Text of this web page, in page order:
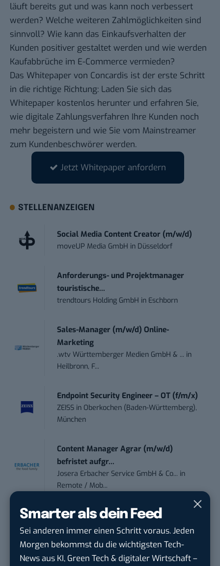
Smarter als dein Feed
Sei anderen immer einen Schritt voraus. Jeden
Morgen bekommst du die wichtigsten Tech-
News aus KI, Green Tech & digitaler Wirtschaft –
läuft bereits gut und was kann noch verbessert
werden? Welche weiteren Zahlmöglichkeiten sind
sinnvoll? Wie kann das Einkaufsverhalten der
Kunden positiver gestaltet werden und wie werden
Kaufabbrüche im E-Commerce vermieden?
Das Whitepaper von Concardis ist der erste Schritt
in die richtige Richtung: Laden Sie sich das
Whitepaper kostenlos herunter und erfahren Sie,
wie digitale Zahlungsverfahren Ihre Kunden noch
mehr begeistern und wie Sie vom Mainstreamer
zum Kundenbeschwörer werden.
Jetzt Whitepaper anfordern
STELLENANZEIGEN
Social Media Content Creator (m/w/d)
moveUP Media GmbH in Düsseldorf
Anforderungs- und Projektmanager
touristische...
trendtours Holding GmbH in Eschborn
Sales-Manager (m/w/d) Online-
Marketing
.wtv Württemberger Medien GmbH & ... in
Heilbronn, F...
Endpoint Security Engineer – OT (f/m/x)
ZEISS in Oberkochen (Baden-Württemberg),
München
Content Manager Agrar (m/w/d)
befristet aufgr...
Josera Erbacher Service GmbH & Co... in
Remote / Mob...
Social Media Manager (m/w/d)
BANNERKÖNIG GmbH inGelsenkirchen
Referent (m/w/d) Technik & Netzwerke